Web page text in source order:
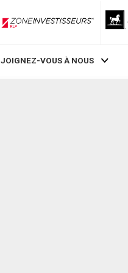
ZoneInvestisseurs RLP
JOIGNEZ-VOUS À NOUS